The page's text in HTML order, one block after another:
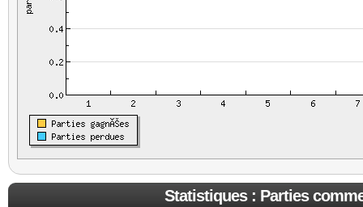
Statistiques : Parties